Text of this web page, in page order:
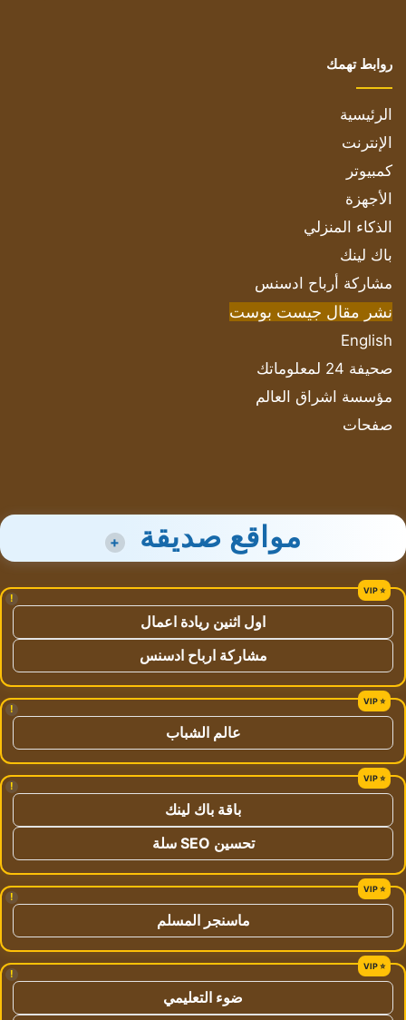
روابط تهمك
الرئيسية
الإنترنت
كمبيوتر
الأجهزة
الذكاء المنزلي
باك لينك
مشاركة أرباح ادسنس
نشر مقال جيست بوست
English
صحيفة 24 لمعلوماتك
مؤسسة اشراق العالم
صفحات
مواقع صديقة +
!
اول اثنين ريادة اعمال
مشاركة ارباح ادسنس
!
عالم الشباب
!
باقة باك لينك
تحسين SEO سلة
!
ماسنجر المسلم
!
ضوء التعليمي